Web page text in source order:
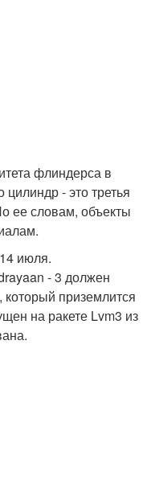
флиндерса в
цилиндр - это третья
ее словам, объекты
июля.
- 3 должен
приземлится
на ракете Lvm3 из